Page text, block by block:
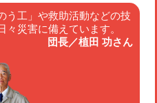
う工」や救助活動などの技
災害に備えています。
団長／植田 功さん